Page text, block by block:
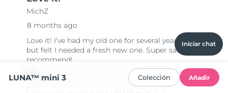
Iniciar chat
LUNA™ mini 3 Colección Añadir